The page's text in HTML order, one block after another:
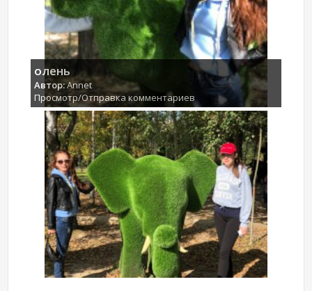
олень
Автор:Annet
Просмотр/Отправка комментариев